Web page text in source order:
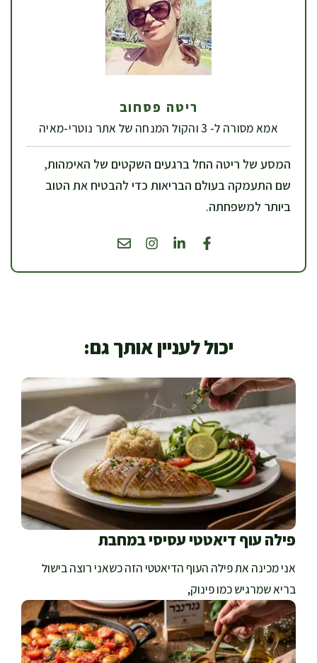
ריטה פסחוב
אמא מסורה ל- 3 והקול המנחה של אתר נוטרי-מאיה
המסע של ריטה החל ברגעים השקטים של האימהות,
שם התעמקה בעולם הבריאות כדי להבטיח את הטוב
ביותר למשפחתה.
יכול לעניין אותך גם:
פילה עוף דיאטטי עסיסי במחבת
אני מכינה את פילה העוף הדיאטטי הזה כשאני רוצה בישול
בריא שמרגיש כמו פינוק,